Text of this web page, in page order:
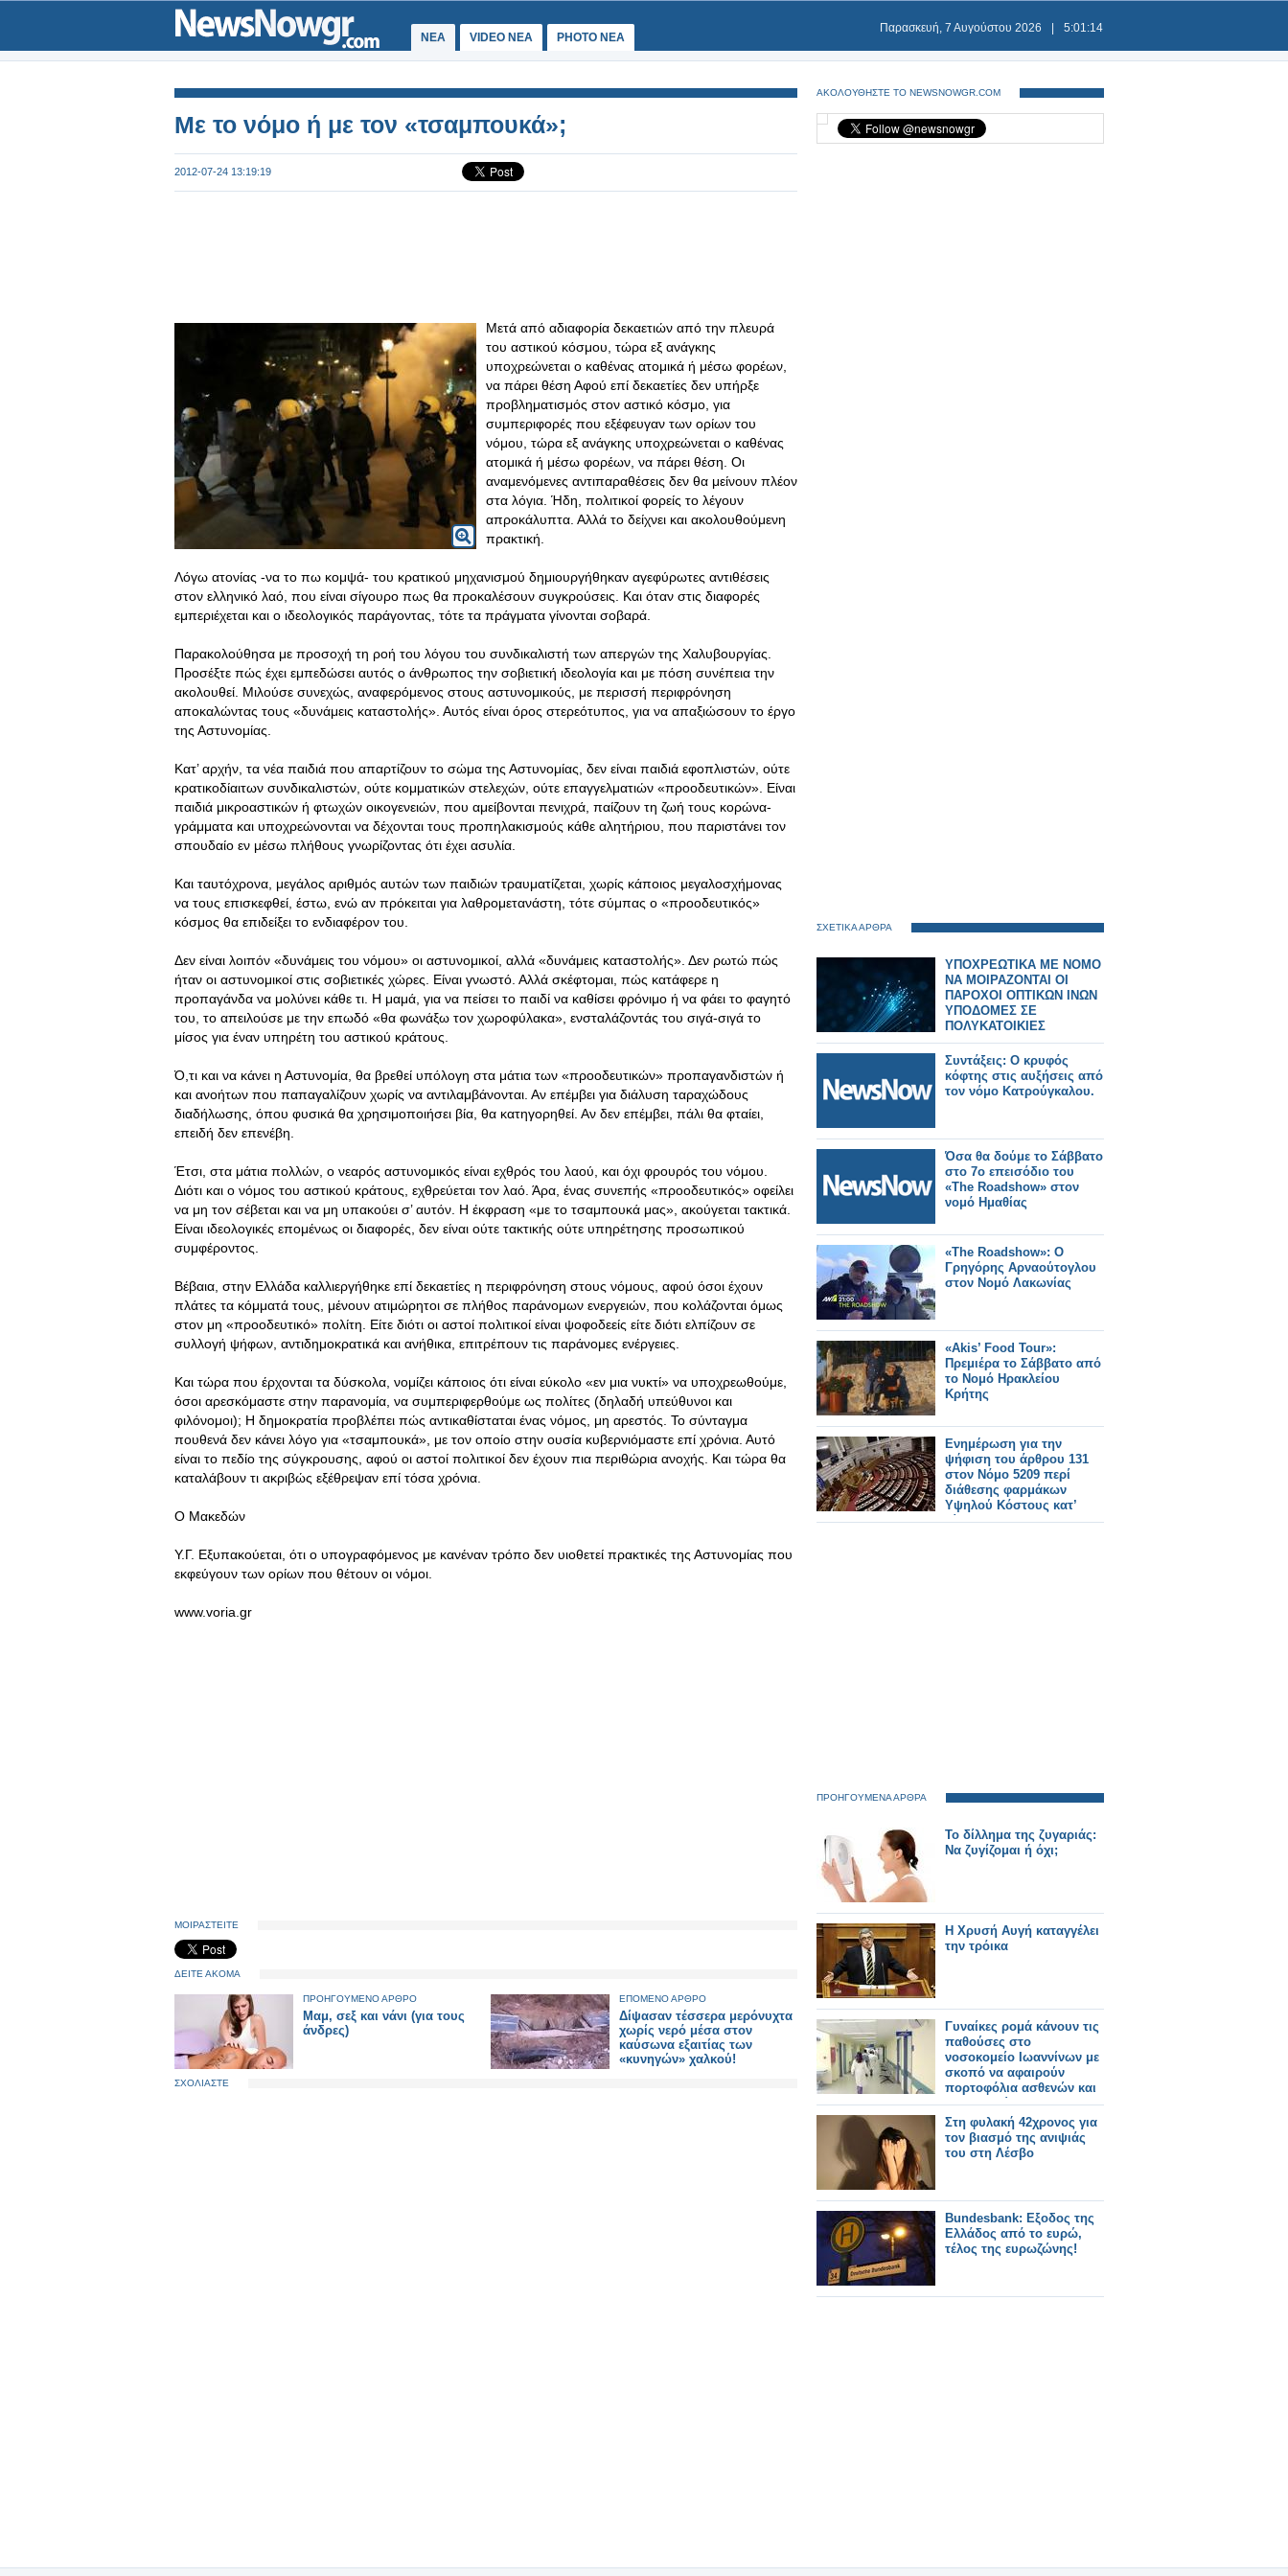
ΝΕΑ VIDEO NEA PHOTO NEA
Παρασκευή, 7 Αυγούστου 2026 5:01:14
Με το νόμο ή με τον «τσαμπουκά»;
2012-07-24 13:19:19
Μετά από αδιαφορία δεκαετιών από την πλευρά
του αστικού κόσμου, τώρα εξ ανάγκης
υποχρεώνεται ο καθένας ατομικά ή μέσω φορέων,
να πάρει θέση Αφού επί δεκαετίες δεν υπήρξε
προβληματισμός στον αστικό κόσμο, για
συμπεριφορές που εξέφευγαν των ορίων του
νόμου, τώρα εξ ανάγκης υποχρεώνεται ο καθένας
ατομικά ή μέσω φορέων, να πάρει θέση. Οι
αναμενόμενες αντιπαραθέσεις δεν θα μείνουν πλέον
στα λόγια. Ήδη, πολιτικοί φορείς το λέγουν
απροκάλυπτα. Αλλά το δείχνει και ακολουθούμενη
πρακτική.
Λόγω ατονίας -να το πω κομψά- του κρατικού μηχανισμού δημιουργήθηκαν αγεφύρωτες αντιθέσεις
στον ελληνικό λαό, που είναι σίγουρο πως θα προκαλέσουν συγκρούσεις. Και όταν στις διαφορές
εμπεριέχεται και ο ιδεολογικός παράγοντας, τότε τα πράγματα γίνονται σοβαρά.
Παρακολούθησα με προσοχή τη ροή του λόγου του συνδικαλιστή των απεργών της Χαλυβουργίας.
Προσέξτε πώς έχει εμπεδώσει αυτός ο άνθρωπος την σοβιετική ιδεολογία και με πόση συνέπεια την
ακολουθεί. Μιλούσε συνεχώς, αναφερόμενος στους αστυνομικούς, με περισσή περιφρόνηση
αποκαλώντας τους «δυνάμεις καταστολής». Αυτός είναι όρος στερεότυπος, για να απαξιώσουν το έργο
της Αστυνομίας.
Κατ’ αρχήν, τα νέα παιδιά που απαρτίζουν το σώμα της Αστυνομίας, δεν είναι παιδιά εφοπλιστών, ούτε
κρατικοδίαιτων συνδικαλιστών, ούτε κομματικών στελεχών, ούτε επαγγελματιών «προοδευτικών». Είναι
παιδιά μικροαστικών ή φτωχών οικογενειών, που αμείβονται πενιχρά, παίζουν τη ζωή τους κορώνα-
γράμματα και υποχρεώνονται να δέχονται τους προπηλακισμούς κάθε αλητήριου, που παριστάνει τον
σπουδαίο εν μέσω πλήθους γνωρίζοντας ότι έχει ασυλία.
Και ταυτόχρονα, μεγάλος αριθμός αυτών των παιδιών τραυματίζεται, χωρίς κάποιος μεγαλοσχήμονας
να τους επισκεφθεί, έστω, ενώ αν πρόκειται για λαθρομετανάστη, τότε σύμπας ο «προοδευτικός»
κόσμος θα επιδείξει το ενδιαφέρον του.
Δεν είναι λοιπόν «δυνάμεις του νόμου» οι αστυνομικοί, αλλά «δυνάμεις καταστολής». Δεν ρωτώ πώς
ήταν οι αστυνομικοί στις σοβιετικές χώρες. Είναι γνωστό. Αλλά σκέφτομαι, πώς κατάφερε η
προπαγάνδα να μολύνει κάθε τι. Η μαμά, για να πείσει το παιδί να καθίσει φρόνιμο ή να φάει το φαγητό
του, το απειλούσε με την επωδό «θα φωνάξω τον χωροφύλακα», ενσταλάζοντάς του σιγά-σιγά το
μίσος για έναν υπηρέτη του αστικού κράτους.
Ό,τι και να κάνει η Αστυνομία, θα βρεθεί υπόλογη στα μάτια των «προοδευτικών» προπαγανδιστών ή
και ανοήτων που παπαγαλίζουν χωρίς να αντιλαμβάνονται. Αν επέμβει για διάλυση ταραχώδους
διαδήλωσης, όπου φυσικά θα χρησιμοποιήσει βία, θα κατηγορηθεί. Αν δεν επέμβει, πάλι θα φταίει,
επειδή δεν επενέβη.
Έτσι, στα μάτια πολλών, ο νεαρός αστυνομικός είναι εχθρός του λαού, και όχι φρουρός του νόμου.
Διότι και ο νόμος του αστικού κράτους, εχθρεύεται τον λαό. Άρα, ένας συνεπής «προοδευτικός» οφείλει
να μη τον σέβεται και να μη υπακούει σ’ αυτόν. Η έκφραση «με το τσαμπουκά μας», ακούγεται τακτικά.
Είναι ιδεολογικές επομένως οι διαφορές, δεν είναι ούτε τακτικής ούτε υπηρέτησης προσωπικού
συμφέροντος.
Βέβαια, στην Ελλάδα καλλιεργήθηκε επί δεκαετίες η περιφρόνηση στους νόμους, αφού όσοι έχουν
πλάτες τα κόμματά τους, μένουν ατιμώρητοι σε πλήθος παράνομων ενεργειών, που κολάζονται όμως
στον μη «προοδευτικό» πολίτη. Είτε διότι οι αστοί πολιτικοί είναι ψοφοδεείς είτε διότι ελπίζουν σε
συλλογή ψήφων, αντιδημοκρατικά και ανήθικα, επιτρέπουν τις παράνομες ενέργειες.
Και τώρα που έρχονται τα δύσκολα, νομίζει κάποιος ότι είναι εύκολο «εν μια νυκτί» να υποχρεωθούμε,
όσοι αρεσκόμαστε στην παρανομία, να συμπεριφερθούμε ως πολίτες (δηλαδή υπεύθυνοι και
φιλόνομοι); Η δημοκρατία προβλέπει πώς αντικαθίσταται ένας νόμος, μη αρεστός. Το σύνταγμα
πουθενά δεν κάνει λόγο για «τσαμπουκά», με τον οποίο στην ουσία κυβερνιόμαστε επί χρόνια. Αυτό
είναι το πεδίο της σύγκρουσης, αφού οι αστοί πολιτικοί δεν έχουν πια περιθώρια ανοχής. Και τώρα θα
καταλάβουν τι ακριβώς εξέθρεψαν επί τόσα χρόνια.
Ο Μακεδών
Υ.Γ. Εξυπακούεται, ότι ο υπογραφόμενος με κανέναν τρόπο δεν υιοθετεί πρακτικές της Αστυνομίας που
εκφεύγουν των ορίων που θέτουν οι νόμοι.
www.voria.gr
ΜΟΙΡΑΣΤΕΙΤΕ
ΔΕΙΤΕ ΑΚΟΜΑ
ΠΡΟΗΓΟΥΜΕΝΟ ΑΡΘΡΟ
Μαμ, σεξ και νάνι (για τους
άνδρες)
ΕΠΟΜΕΝΟ ΑΡΘΡΟ
Δίψασαν τέσσερα μερόνυχτα
χωρίς νερό μέσα στον
καύσωνα εξαιτίας των
«κυνηγών» χαλκού!
ΣΧΟΛΙΑΣΤΕ
ΑΚΟΛΟΥΘΗΣΤΕ ΤΟ NEWSNOWGR.COM
ΣΧΕΤΙΚΑ ΑΡΘΡΑ
ΥΠΟΧΡΕΩΤΙΚΑ ΜΕ ΝΟΜΟ
ΝΑ ΜΟΙΡΑΖΟΝΤΑΙ ΟΙ
ΠΑΡΟΧΟΙ ΟΠΤΙΚΩΝ ΙΝΩΝ
ΥΠΟΔΟΜΕΣ ΣΕ
ΠΟΛΥΚΑΤΟΙΚΙΕΣ
Συντάξεις: Ο κρυφός
κόφτης στις αυξήσεις από
τον νόμο Κατρούγκαλου.
Όσα θα δούμε το Σάββατο
στο 7ο επεισόδιο του
«The Roadshow» στον
νομό Ημαθίας
«The Roadshow»: Ο
Γρηγόρης Αρναούτογλου
στον Νομό Λακωνίας
«Akis’ Food Tour»:
Πρεμιέρα το Σάββατο από
το Νομό Ηρακλείου
Κρήτης
Ενημέρωση για την
ψήφιση του άρθρου 131
στον Νόμο 5209 περί
διάθεσης φαρμάκων
Υψηλού Κόστους κατ’
οίκον
ΠΡΟΗΓΟΥΜΕΝΑ ΑΡΘΡΑ
Το δίλλημα της ζυγαριάς:
Να ζυγίζομαι ή όχι;
Η Χρυσή Αυγή καταγγέλει
την τρόικα
Γυναίκες ρομά κάνουν τις
παθούσες στο
νοσοκομείο Ιωαννίνων με
σκοπό να αφαιρούν
πορτοφόλια ασθενών και
επισκεπτών
Στη φυλακή 42χρονος για
τον βιασμό της ανιψιάς
του στη Λέσβο
Bundesbank: Εξοδος της
Ελλάδος από το ευρώ,
τέλος της ευρωζώνης!